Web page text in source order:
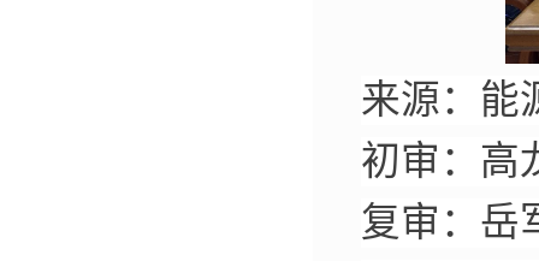
来源：能
初审：高
复审：岳